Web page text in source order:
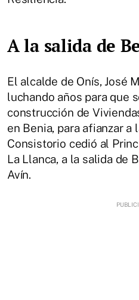
A la salida de
El alcalde de Onís, José
luchando años para que
construcción de
en Benia, para afianzar a
Consistorio cedió al
La Llanca, a la salida de
Avín.